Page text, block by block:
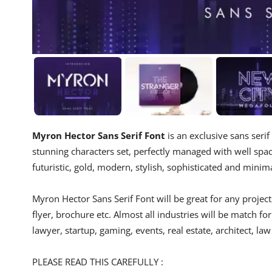
Myron Hector Sans Serif Font is an exclusive sans
stunning characters set, perfectly managed with well
futuristic, gold, modern, stylish, sophisticated and
Myron Hector Sans Serif Font will be great for any
flyer, brochure etc. Almost all industries will be match
lawyer, startup, gaming, events, real estate, architect,
PLEASE READ THIS CAREFULLY :